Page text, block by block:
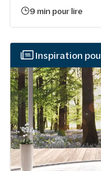
9 min pour lire
Inspiration